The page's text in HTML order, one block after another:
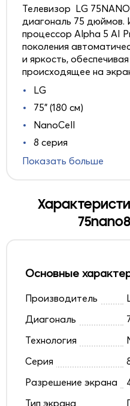
Телевизор LG
диагональ 75 дюймов.
процессор Alpha 5 AI
поколения
и яркость,
происходящее на
LG
75" (180 см)
NanoCell
8 серия
Показать больше
Основные
Производитель
Диагональ
Технология
Серия
Разрешение экрана
Тип экрана